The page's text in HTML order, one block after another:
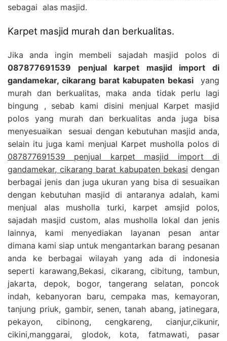
sebagai alas masjid.
Karpet masjid murah dan berkualitas.
Jika anda ingin membeli sajadah masjid polos di
087877691539 penjual karpet masjid import di
gandamekar, cikarang barat kabupaten bekasi yang
murah dan berkualitas, maka anda tidak perlu lagi
bingung , sebab kami disini menjual Karpet masjid
polos yang murah dan berkualitas anda juga bisa
menyesuaikan sesuai dengan kebutuhan masjid anda,
selain itu juga kami menjual Karpet musholla polos di
087877691539 penjual karpet masjid import di
gandamekar, cikarang barat kabupaten bekasi dengan
berbagai jenis dan juga ukuran yang bisa di sesuaikan
dengan kebutuhan masjid di antaranya adalah, kami
menjual alas musholla turki, karpet amsjid polos,
sajadah masjid custom, alas musholla lokal dan jenis
lainnya, kami menyediakan layanan pesan antar
dimana kami siap untuk mengantarkan barang pesanan
anda ke berbagai wilayah yang ada di indonesia
seperti karawang,Bekasi, cikarang, cibitung, tambun,
jakarta, depok, bogor, tangerang selatan, poncok
indah, kebanyoran baru, cempaka mas, kemayoran,
tanjung priuk, gambir, senen, tanah abang, jatinegara,
pekayon, cibinong, cengkareng, cianjur,cikunir,
cikini,manggarai, glodok, kota, fatmawati, pasar